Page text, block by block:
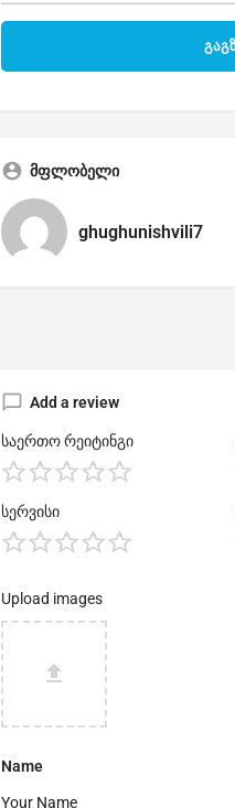
მფლობელი
ghughunishvili7
Add a review
საერთო რეიტინგი
სერვისი
Upload images
Name